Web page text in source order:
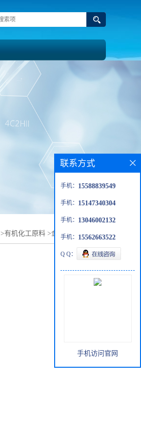
>有机化工原料 >金沂蒙原装乙二醛
联系方式
手机： 15588839549
手机： 15147340304
手机： 13046002132
手机： 15562663522
Q Q：
手机访问官网